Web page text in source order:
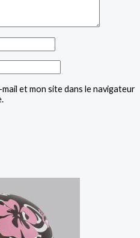
et mon site dans le navigateur